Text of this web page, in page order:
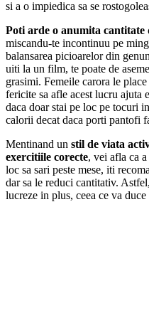
si a o impiedica sa se
Poti arde o anumita cantitate
miscandu-te incontinuu pe
balansarea picioarelor din
uiti la un film, te poate de
grasimi. Femeile carora le
fericite sa afle acest lucru ajuta
daca doar stai pe loc pe tocuri
calorii decat daca porti pantofi
Mentinand un stil de viata
exercitiile corecte, vei afla ca
loc sa sari peste mese, iti
dar sa le reduci cantitativ.
lucreze in plus, ceea ce va